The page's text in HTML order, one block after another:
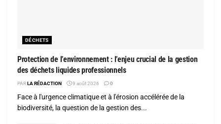
DÉCHETS
Protection de l’environnement : l’enjeu crucial de la gestion
des déchets liquides professionnels
PAR LA RÉDACTION 9 août 2026 0
Face à l'urgence climatique et à l'érosion accélérée de la
biodiversité, la question de la gestion des...